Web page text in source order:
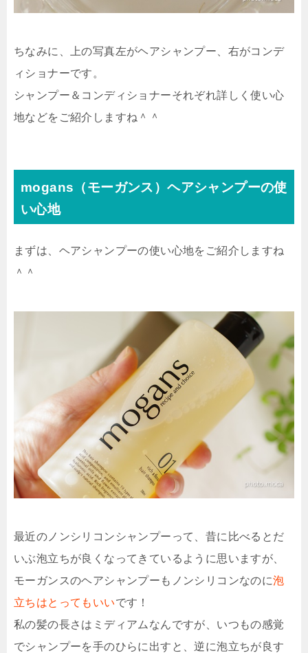
ちなみに、上の写真左がヘアシャンプー、右がコンデ
ィショナーです。
シャンプー＆コンディショナーそれぞれ詳しく使い心
地などをご紹介しますね＾＾
mogans（モーガンス）ヘアシャンプーの使
い心地
まずは、ヘアシャンプーの使い心地をご紹介しますね
＾＾
最近のノンシリコンシャンプーって、昔に比べるとだ
いぶ泡立ちが良くなってきているように思いますが、
モーガンスのヘアシャンプーもノンシリコンなのに泡
立ちはとってもいいです！
私の髪の長さはミディアムなんですが、いつもの感覚
でシャンプーを手のひらに出すと、逆に泡立ちが良す